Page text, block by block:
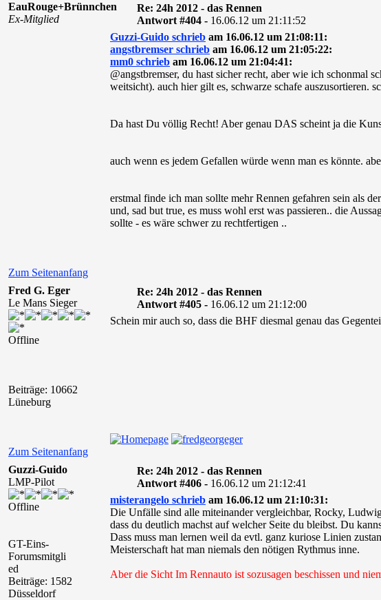
EauRouge+Brünnchen
Ex-Mitglied
Re: 24h 2012 - das Rennen
Antwort #404 - 16.06.12 um 21:11:52
Guzzi-Guido schrieb am 16.06.12 um 21:08:11:
angstbremser schrieb am 16.06.12 um 21:05:22:
mm0 schrieb am 16.06.12 um 21:04:41:
@angstbremser, du hast sicher recht, aber wie ich schonmal
weitsicht). auch hier gilt es, schwarze schafe auszusortieren.
Da hast Du völlig Recht! Aber genau DAS scheint ja die
auch wenn es jedem Gefallen würde wenn man es könnte.
erstmal finde ich man sollte mehr Rennen gefahren sein als
und, sad but true, es muss wohl erst was passieren.. die
sollte - es wäre schwer zu rechtfertigen ..
Zum Seitenanfang
Fred G. Eger
Le Mans Sieger
Offline
Beiträge: 10662
Lüneburg
Re: 24h 2012 - das Rennen
Antwort #405 - 16.06.12 um 21:12:00
Schein mir auch so, dass die BHF diesmal genau das
Zum Seitenanfang
Guzzi-Guido
LMP-Pilot
Offline
GT-Eins-
Forumsmitgli
ed
Beiträge: 1582
Düsseldorf
Re: 24h 2012 - das Rennen
Antwort #406 - 16.06.12 um 21:12:41
misterangelo schrieb am 16.06.12 um 21:10:31:
Die Unfälle sind alle miteinander vergleichbar, Rocky,
dass du deutlich machst auf welcher Seite du bleibst. Du
Dass muss man lernen weil da evtl. ganz kuriose Linien
Meisterschaft hat man niemals den nötigen Rythmus inne.
Aber die Sicht Im Rennauto ist sozusagen beschissen und